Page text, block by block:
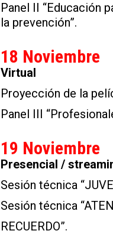
Panel II “Educación
la prevención”.
18 Noviembre
Virtual
Proyección de la
Panel III
19 Noviembre
Presencial /
Sesión técnica
Sesión técnica
RECUERDO”.